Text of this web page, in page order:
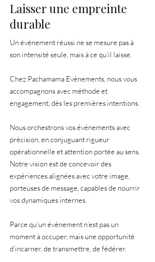
Laisser une empreinte
durable
Un événement réussi ne se mesure pas à
son intensité seule, mais à ce qu’il laisse.
Chez Pachamama Evénements, nous vous
accompagnons avec méthode et
engagement, dès les premières intentions.
Nous orchestrons vos événements avec
précision, en conjuguant rigueur
opérationnelle et attention portée au sens.
Notre vision est de concevoir des
expériences alignées avec votre image,
porteuses de message, capables de nourrir
vos dynamiques internes.
Parce qu’un événement n’est pas un
moment à occuper, mais une opportunité
d’incarner, de transmettre, de fédérer.